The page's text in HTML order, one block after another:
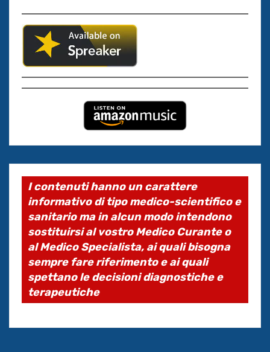
I contenuti hanno un carattere
informativo di tipo medico-scientifico e
sanitario ma in alcun modo intendono
sostituirsi al vostro Medico Curante o
al Medico Specialista, ai quali bisogna
sempre fare riferimento e ai quali
spettano le decisioni diagnostiche e
terapeutiche